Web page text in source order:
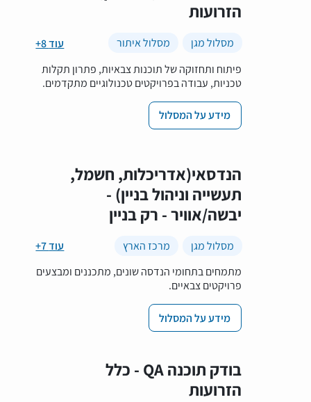
הזרועות
+8 עוד מסלול מגן
מסלול איתור
פיתוח ותחזוקה של תוכנות צבאיות, פתרון תקלות
טכניות, עבודה בפרויקטים טכנולוגיים מתקדמים.
מידע על המסלול
הנדסאי(אדריכלות, חשמל,
תעשייה וניהול בניין) -
יבשה/אוויר - רק בניין
+7 עוד מסלול מגן
מרכז הארץ
מתמחים בתחומי הנדסה שונים, מתכננים ומבצעים
פרויקטים צבאיים.
מידע על המסלול
בודק תוכנה QA - כלל
הזרועות